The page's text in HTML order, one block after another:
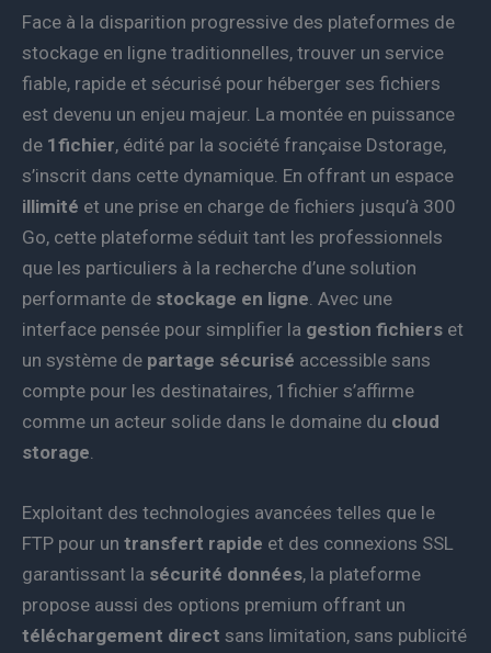
Face à la disparition progressive des plateformes de
stockage en ligne traditionnelles, trouver un service
fiable, rapide et sécurisé pour héberger ses fichiers
est devenu un enjeu majeur. La montée en puissance
de 1fichier, édité par la société française Dstorage,
s’inscrit dans cette dynamique. En offrant un espace
illimité et une prise en charge de fichiers jusqu’à 300
Go, cette plateforme séduit tant les professionnels
que les particuliers à la recherche d’une solution
performante de stockage en ligne. Avec une
interface pensée pour simplifier la gestion fichiers et
un système de partage sécurisé accessible sans
compte pour les destinataires, 1fichier s’affirme
comme un acteur solide dans le domaine du cloud
storage.
Exploitant des technologies avancées telles que le
FTP pour un transfert rapide et des connexions SSL
garantissant la sécurité données, la plateforme
propose aussi des options premium offrant un
téléchargement direct sans limitation, sans publicité